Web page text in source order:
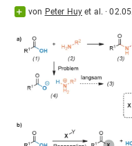
von Peter Huyet al. ·